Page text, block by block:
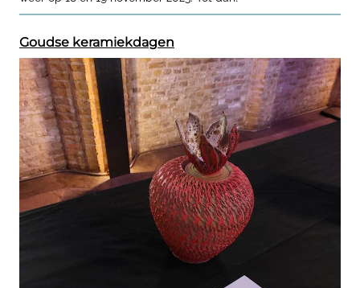
Goudse keramiekdagen